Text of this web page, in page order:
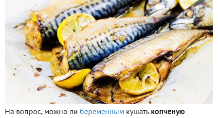
На вопрос, можно ли беременным кушать копченую